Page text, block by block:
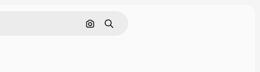
Cerca per immagine
Ricerca